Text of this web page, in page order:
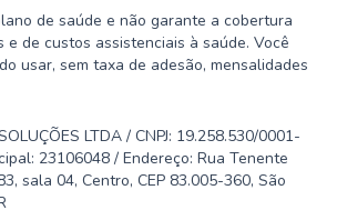
de saúde e não garante a cobertura
e de custos assistenciais à saúde. Você
usar, sem taxa de adesão, mensalidades
LTDA / CNPJ: 19.258.530/0001-
23106048 / Endereço: Rua Tenente
sala 04, Centro, CEP 83.005-360, São